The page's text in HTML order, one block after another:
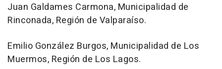
Juan Galdames Carmona, Municipalidad de
Rinconada, Región de Valparaíso.
Emilio González Burgos, Municipalidad de Los
Muermos, Región de Los Lagos.